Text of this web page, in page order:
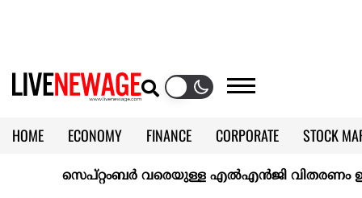
HOME ECONOMY FINANCE CORPORATE
STOCK
CALENDAR
KERALA @70
സെപ്റ്റംബർ വരെയുള്ള എൽഎൻജി വിതരണം